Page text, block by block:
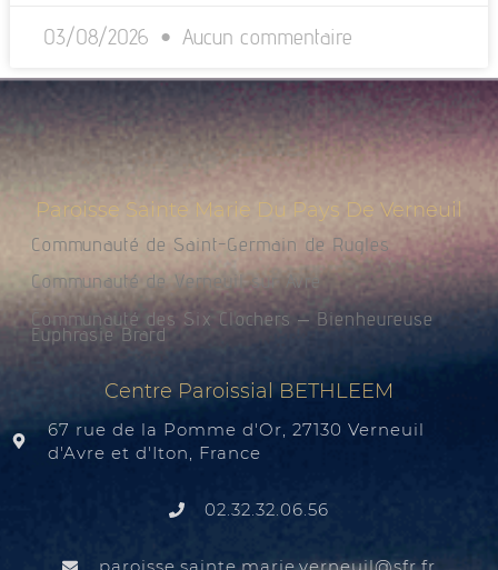
03/08/2026 Aucun commentaire
Paroisse Sainte Marie Du Pays De Verneuil
Communauté de Saint-Germain de Rugles
Communauté de Verneuil sur Avre
Communauté des Six Clochers – Bienheureuse
Euphrasie Brard
Centre Paroissial BETHLEEM
67 rue de la Pomme d'Or, 27130 Verneuil
d'Avre et d'Iton, France
02.32.32.06.56